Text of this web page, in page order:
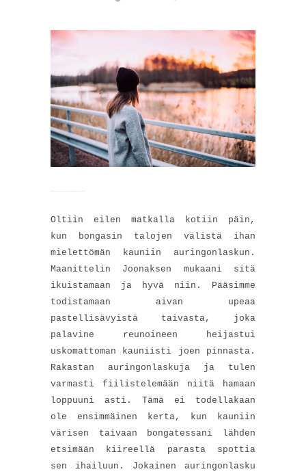
Oltiin eilen matkalla kotiin päin,
kun bongasin talojen välistä ihan
mielettömän kauniin auringonlaskun.
Maanittelin Joonaksen mukaani sitä
ikuistamaan ja hyvä niin. Pääsimme
todistamaan aivan upeaa
pastellisävyistä taivasta, joka
palavine reunoineen heijastui
uskomattoman kauniisti joen pinnasta.
Rakastan auringonlaskuja ja tulen
varmasti fiilistelemään niitä hamaan
loppuuni asti. Tämä ei todellakaan
ole ensimmäinen kerta, kun kauniin
värisen taivaan bongatessani lähden
etsimään kiireellä parasta spottia
sen ihailuun. Jokainen auringonlasku